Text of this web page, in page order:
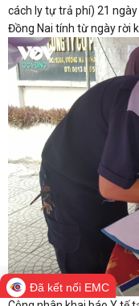
cách ly tự trả phí) 21
Đồng Nai tính từ ngày rời
Đã kết nối EMC